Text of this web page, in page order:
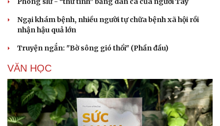
Ngại khám bệnh, nhiều người tự chữa bệnh xã hội rồi
nhận hậu quả lớn
Truyện ngắn: "Bờ sông gió thổi" (Phần đầu)
VĂN HỌC